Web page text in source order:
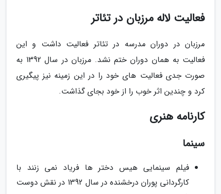
فعالیت لاله مرزبان در تئاتر
مرزبان در دوران مدرسه در تئاتر فعالیت داشت و این
فعالیت به همان دوران ختم نشد. مرزبان در سال 1392 به
صورت جدی فعالیت های خود را در این زمینه نیز پیگیری
کرد و چندین اثر خوب را از خود بجای گذاشت.
کارنامه هنری
سینما
فیلم سینمایی هیس دختر ها فریاد نمی زنند با
کارگردانی پوران درخشنده در سال 1392 در نقش دوست